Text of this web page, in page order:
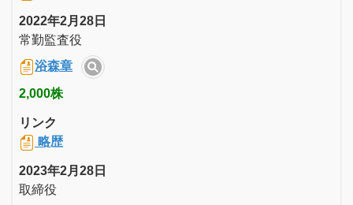
2022年2月28日
常勤監査役
浴森章
2,000株
リンク
略歴
2023年2月28日
取締役